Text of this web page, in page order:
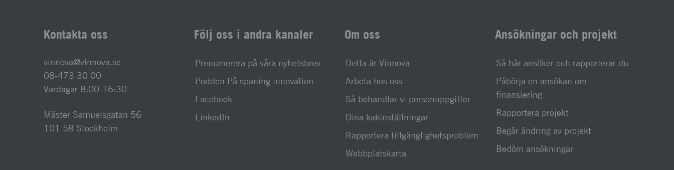
Kontakta oss
vinnova@vinnova.se
08-473 30 00
Vardagar 8:00-16:30
Mäster Samuelsgatan 56
101 58 Stockholm
Följ oss i andra kanaler
Prenumerera på våra nyhetsbrev
Podden På spaning innovation
Facebook
LinkedIn
Om oss
Detta är Vinnova
Arbeta hos oss
Så behandlar vi personuppgifter
Dina kakinställningar
Rapportera tillgänglighetsproblem
Webbplatskarta
Ansökningar och projekt
Så här ansöker och rapporterar du
Påbörja en ansökan om
finansiering
Rapportera projekt
Begär ändring av projekt
Bedöm ansökningar